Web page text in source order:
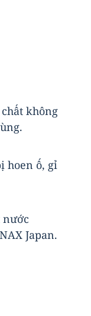
không
hoen ố, gỉ
nước
Japan.